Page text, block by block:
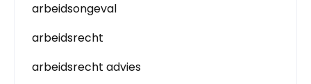
arbeidsongeval
arbeidsrecht
arbeidsrecht advies